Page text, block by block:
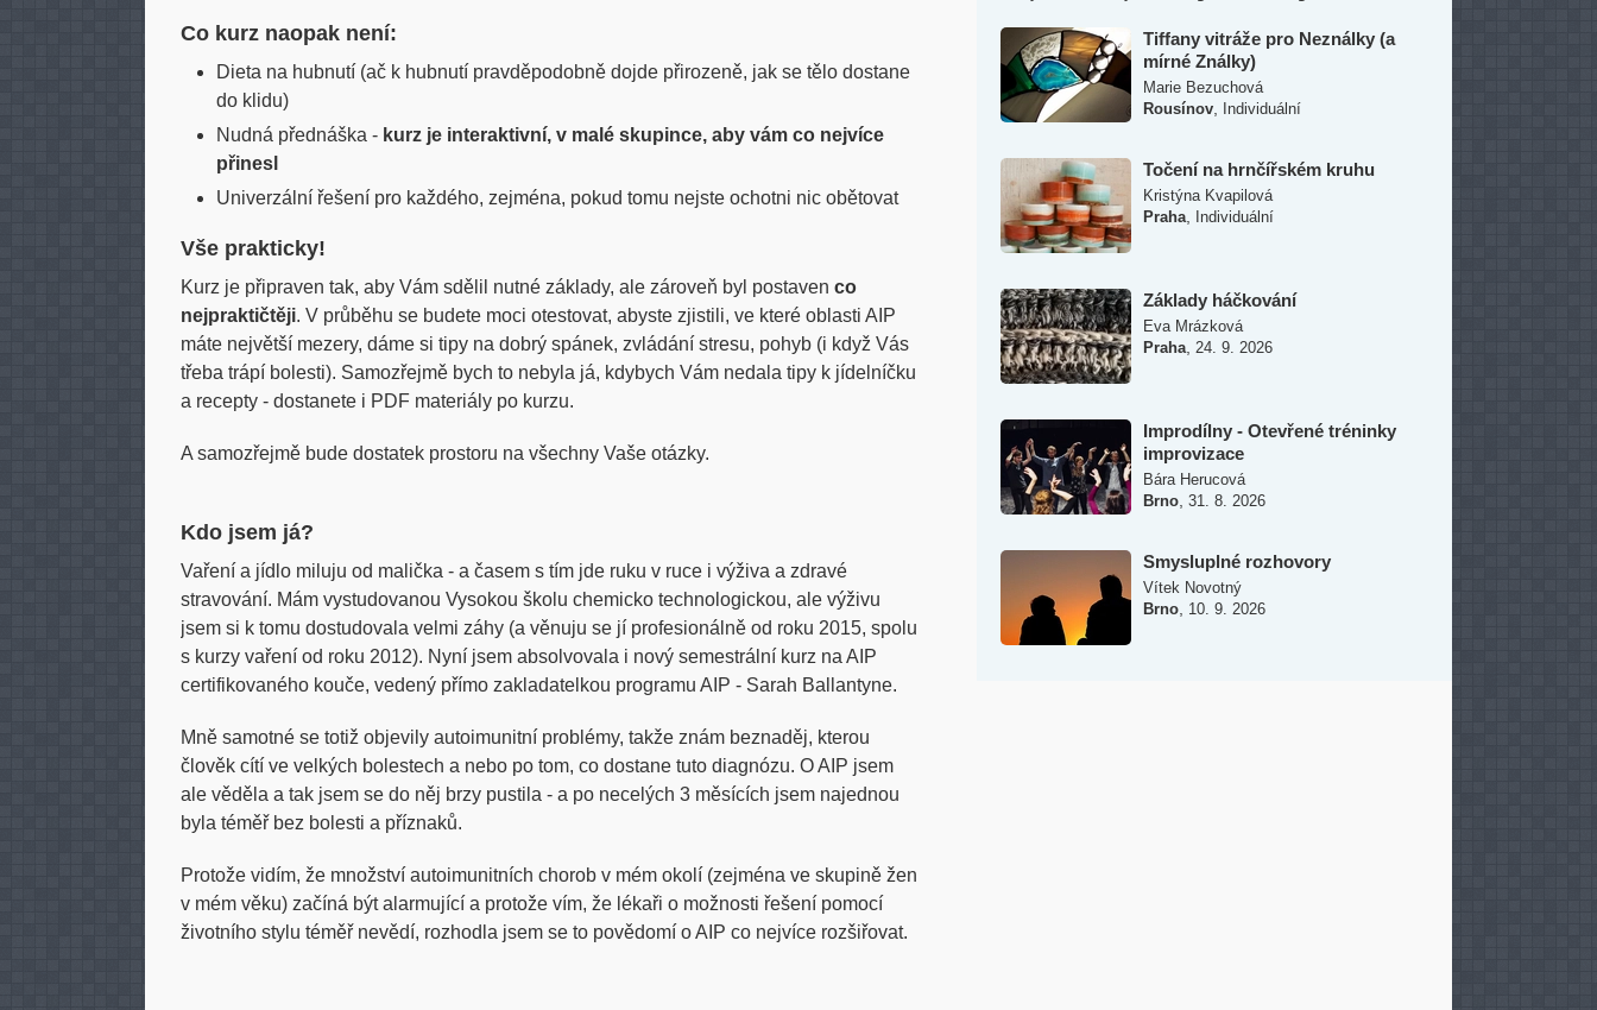
Co kurz naopak není:
Dieta na hubnutí (ač k hubnutí pravděpodobně dojde přirozeně, jak se tělo dostane
do klidu)
Nudná přednáška - kurz je interaktivní, v malé skupince, aby vám co nejvíce
přinesl
Univerzální řešení pro každého, zejména, pokud tomu nejste ochotni nic obětovat
Vše prakticky!
Kurz je připraven tak, aby Vám sdělil nutné základy, ale zároveň byl postaven co
nejpraktičtěji. V průběhu se budete moci otestovat, abyste zjistili, ve které oblasti AIP
máte největší mezery, dáme si tipy na dobrý spánek, zvládání stresu, pohyb (i když Vás
třeba trápí bolesti). Samozřejmě bych to nebyla já, kdybych Vám nedala tipy k jídelníčku
a recepty - dostanete i PDF materiály po kurzu.
A samozřejmě bude dostatek prostoru na všechny Vaše otázky.
Kdo jsem já?
Vaření a jídlo miluju od malička - a časem s tím jde ruku v ruce i výživa a zdravé
stravování. Mám vystudovanou Vysokou školu chemicko technologickou, ale výživu
jsem si k tomu dostudovala velmi záhy (a věnuju se jí profesionálně od roku 2015, spolu
s kurzy vaření od roku 2012). Nyní jsem absolvovala i nový semestrální kurz na AIP
certifikovaného kouče, vedený přímo zakladatelkou programu AIP - Sarah Ballantyne.
Mně samotné se totiž objevily autoimunitní problémy, takže znám beznaděj, kterou
člověk cítí ve velkých bolestech a nebo po tom, co dostane tuto diagnózu. O AIP jsem
ale věděla a tak jsem se do něj brzy pustila - a po necelých 3 měsících jsem najednou
byla téměř bez bolesti a příznaků.
Protože vidím, že množství autoimunitních chorob v mém okolí (zejména ve skupině žen
v mém věku) začíná být alarmující a protože vím, že lékaři o možnosti řešení pomocí
životního stylu téměř nevědí, rozhodla jsem se to povědomí o AIP co nejvíce rozšiřovat.
Tiffany vitráže pro Neználky (a
mírné Ználky)
Marie Bezuchová
Rousínov
Individuální
Točení na hrnčířském kruhu
Kristýna Kvapilová
Praha
Individuální
Základy háčkování
Eva Mrázková
Praha 24. 9. 2026
Improdílny - Otevřené tréninky
improvizace
Bára Herucová
Brno 31. 8. 2026
Smysluplné rozhovory
Vítek Novotný
Brno 10. 9. 2026